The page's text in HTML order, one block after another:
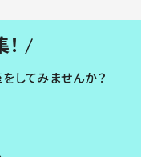
してみませんか？